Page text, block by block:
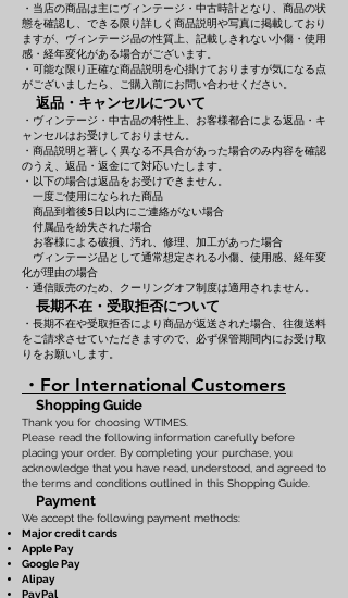
・当店の商品は主にヴィンテージ・中古時計となり、商品の状
態を確認し、できる限り詳しく商品説明や写真に掲載しており
ますが、ヴィンテージ品の性質上、記載しきれない小傷・使用
感・経年変化がある場合がございます。
・可能な限り正確な商品説明を心掛けておりますが気になる点
がございましたら、ご購入前にお問い合わせください。
返品・キャンセルについて
・ヴィンテージ・中古品の特性上、お客様都合による返品・キ
ャンセルはお受けしておりません。
・商品説明と著しく異なる不具合があった場合のみ内容を確認
のうえ、返品・返金にて対応いたします。
・以下の場合は返品をお受けできません。
一度ご使用になられた商品
商品到着後5日以内にご連絡がない場合
付属品を紛失された場合
お客様による破損、汚れ、修理、加工があった場合
ヴィンテージ品として通常想定される小傷、使用感、経年変
化が理由の場合
・通信販売のため、クーリングオフ制度は適用されません。
長期不在・受取拒否について
・長期不在や受取拒否により商品が返送された場合、往復送料
をご請求させていただきますので、必ず保管期間内にお受け取
りをお願いします。
・For International Customers
Shopping Guide
Thank you for choosing WTIMES.
Please read the following information carefully before
placing your order. By completing your purchase, you
acknowledge that you have read, understood, and agreed to
the terms and conditions outlined in this Shopping Guide.
Payment
We accept the following payment methods:
Major credit cards
Apple Pay
Google Pay
Alipay
PayPal